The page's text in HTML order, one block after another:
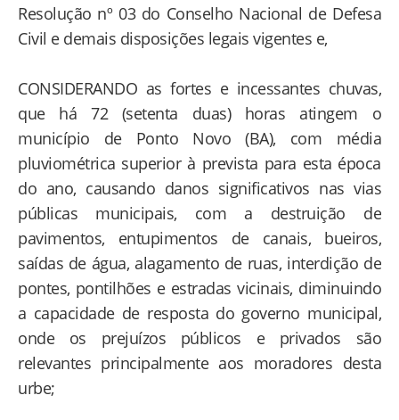
Resolução nº 03 do Conselho Nacional de Defesa
Civil e demais disposições legais vigentes e,
CONSIDERANDO as fortes e incessantes chuvas,
que há 72 (setenta duas) horas atingem o
município de Ponto Novo (BA), com média
pluviométrica superior à prevista para esta época
do ano, causando danos significativos nas vias
públicas municipais, com a destruição de
pavimentos, entupimentos de canais, bueiros,
saídas de água, alagamento de ruas, interdição de
pontes, pontilhões e estradas vicinais, diminuindo
a capacidade de resposta do governo municipal,
onde os prejuízos públicos e privados são
relevantes principalmente aos moradores desta
urbe;